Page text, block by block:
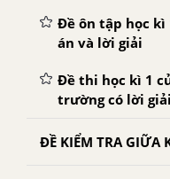
Đề ôn tập học kì
án và lời giải
Đề thi học kì 1
trường có lời
ĐỀ KIỂM TRA GIỮA